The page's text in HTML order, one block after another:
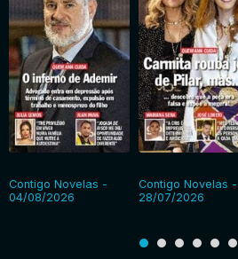
Contigo Novelas -
04/08/2026
Contigo Novelas -
28/07/2026